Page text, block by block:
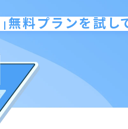
無料プランを試し